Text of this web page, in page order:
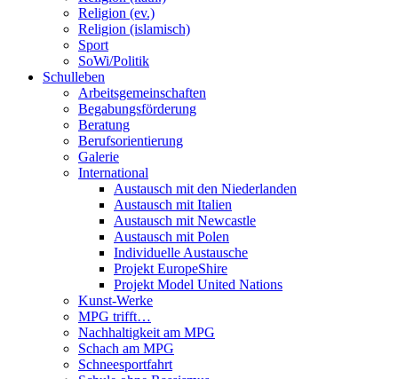
Religion (ev.)
Religion (islamisch)
Sport
SoWi/Politik
Schulleben
Arbeitsgemeinschaften
Begabungsförderung
Beratung
Berufsorientierung
Galerie
International
Austausch mit den Niederlanden
Austausch mit Italien
Austausch mit Newcastle
Austausch mit Polen
Individuelle Austausche
Projekt EuropeShire
Projekt Model United Nations
Kunst-Werke
MPG trifft…
Nachhaltigkeit am MPG
Schach am MPG
Schneesportfahrt